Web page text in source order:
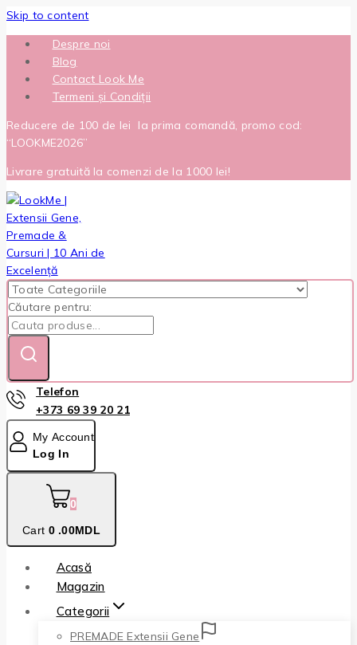
Skip to content
Despre noi
Blog
Contact Look Me
Termeni și Condiții
Reducere de 100 de lei la prima comandă, promo cod:
“LOOKME2026”
Livrare gratuită la comenzi de la 1000 lei!
Căutare pentru:
Telefon
+373 69 39 20 21
My Account
Log In
0
Cart 0 .00MDL
Acasă
Magazin
Categorii
PREMADE Extensii Gene